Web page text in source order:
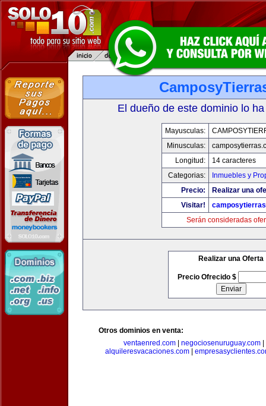
El dueño de este dominio lo
Mayusculas:
Minusculas:
Longitud:
14 caracteres
Categorias:
Inmuebles y
Precio:
Realizar una
Visitar!
Serán consideradas
Realizar una Oferta
Precio Ofrecido $
Otros dominios en venta:
ventaenred.com
negociosenuruguay.com
alquileresvacaciones.com|